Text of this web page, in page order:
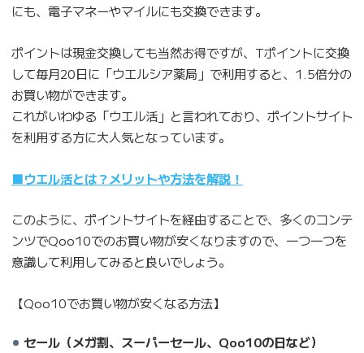
にも、電子マネーやマイルにも交換できます。
ポイントは現金交換しても当然お得ですが、Tポイントに交換
して毎月20日に「ウエルシア薬局」で利用すると、1.5倍分の
お買い物ができます。
これがいわゆる「ウエル活」と言われており、ポイントサイト
を利用する方に大人気となっています。
■ウエル活とは？メリットや方法を解説！
このように、ポイントサイトを経由することで、多くのコンテ
ンツでQoo10でのお買い物が安くなりますので、一つ一つを
意識して利用してみると良いでしょう。
【Qoo10でお買い物が安くなる方法】
セール（メガ割、スーパーセール、Qoo10の日など）